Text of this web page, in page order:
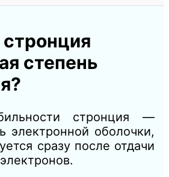
степень
стронция —
электронной оболочки,
сразу после отдачи